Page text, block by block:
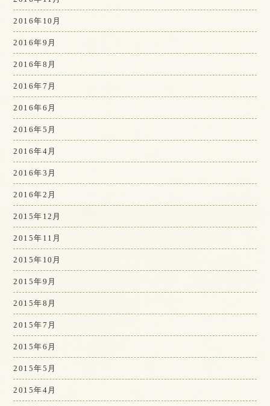
2016年10月
2016年9月
2016年8月
2016年7月
2016年6月
2016年5月
2016年4月
2016年3月
2016年2月
2015年12月
2015年11月
2015年10月
2015年9月
2015年8月
2015年7月
2015年6月
2015年5月
2015年4月